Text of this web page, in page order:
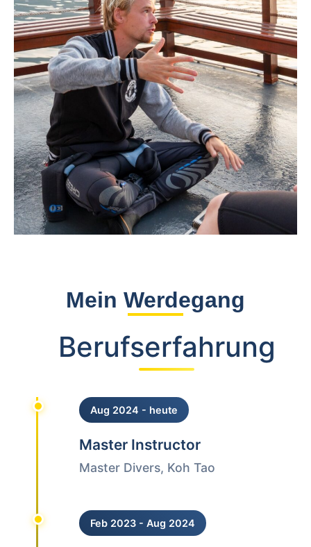
Mein Werdegang
Berufserfahrung
Aug 2024 - heute
Master Instructor
Master Divers, Koh Tao
Feb 2023 - Aug 2024